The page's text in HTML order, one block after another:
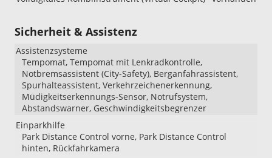
Sicherheit & Assistenz
Assistenzsysteme
Tempomat, Tempomat mit Lenkradkontrolle,
Notbremsassistent (City-Safety), Berganfahrassistent,
Spurhalteassistent, Verkehrzeichenerkennung,
Müdigkeitserkennungs-Sensor, Notrufsystem,
Abstandswarner, Geschwindigkeitsbegrenzer
Einparkhilfe
Park Distance Control vorne, Park Distance Control
hinten, Rückfahrkamera